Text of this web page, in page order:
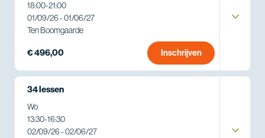
18:00-21:00
01/09/26 - 01/06/27
Ten Boomgaarde
€ 496,00 Inschrijven
34 lessen
Wo
13:30-16:30
02/09/26 - 02/06/27